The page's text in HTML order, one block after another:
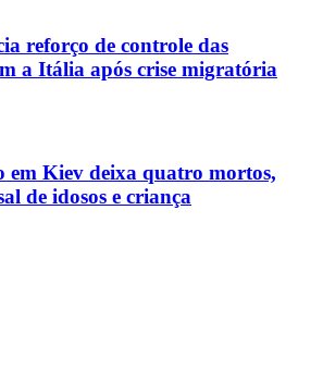
reforço de controle das
a Itália após crise migratória
em Kiev deixa quatro mortos,
de idosos e criança